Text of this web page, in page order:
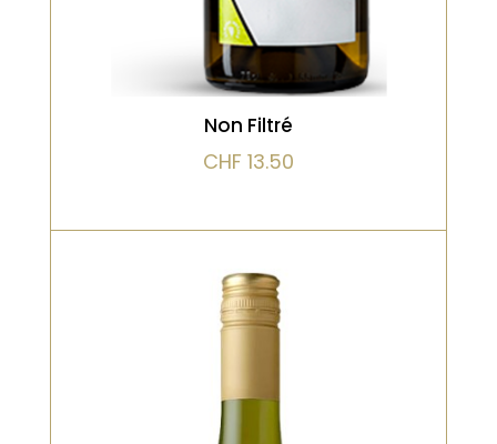
Non Filtré
CHF 13.50
Bio, Blanc, Vieilli en fût de chêne